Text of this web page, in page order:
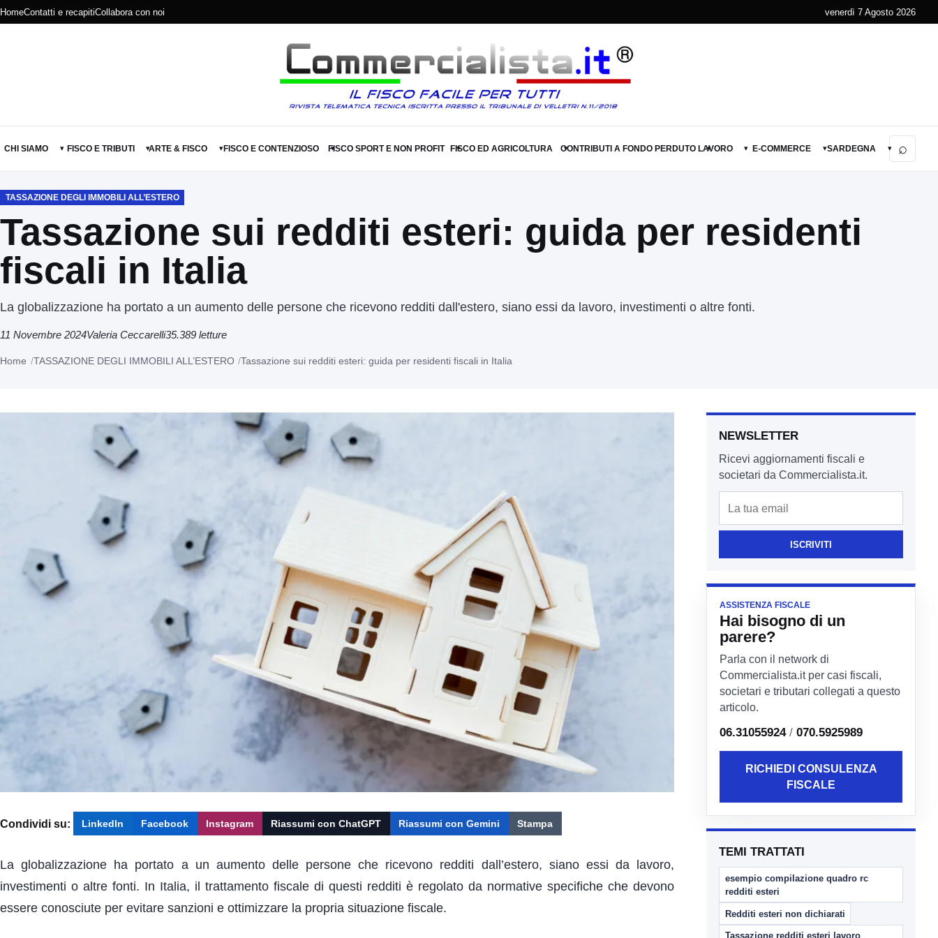
HomeContatti e recapitiCollabora con noi venerdì 7 Agosto 2026
CHI SIAMO ▾ FISCO E TRIBUTI ▾ARTE & FISCO ▾FISCO E CONTENZIOSO ▾
FISCO SPORT E NON PROFIT ▾
FISCO ED AGRICOLTURA ▾
CONTRIBUTI A FONDO PERDUTO ▾
LAVORO ▾ E-COMMERCE ▾SARDEGNA ▾ ⌕
TASSAZIONE DEGLI IMMOBILI ALL’ESTERO
Tassazione sui redditi esteri: guida per residenti
fiscali in Italia
La globalizzazione ha portato a un aumento delle persone che ricevono redditi dall'estero, siano essi da lavoro, investimenti o altre fonti.
11 Novembre 2024Valeria Ceccarelli35.389 letture
Home TASSAZIONE DEGLI IMMOBILI ALL’ESTERO Tassazione sui redditi esteri: guida per residenti fiscali in Italia
Condividi su: LinkedIn Facebook Instagram Riassumi con ChatGPT Riassumi con Gemini Stampa
La globalizzazione ha portato a un aumento delle persone che ricevono redditi dall’estero, siano essi da lavoro,
investimenti o altre fonti. In Italia, il trattamento fiscale di questi redditi è regolato da normative specifiche che devono
essere conosciute per evitare sanzioni e ottimizzare la propria situazione fiscale.
NEWSLETTER
Ricevi aggiornamenti fiscali e
societari da Commercialista.it.
ISCRIVITI
ASSISTENZA FISCALE
Hai bisogno di un
parere?
Parla con il network di
Commercialista.it per casi fiscali,
societari e tributari collegati a questo
articolo.
06.31055924 / 070.5925989
RICHIEDI CONSULENZA
FISCALE
TEMI TRATTATI
esempio compilazione quadro rc
redditi esteri
Redditi esteri non dichiarati
Tassazione redditi esteri lavoro